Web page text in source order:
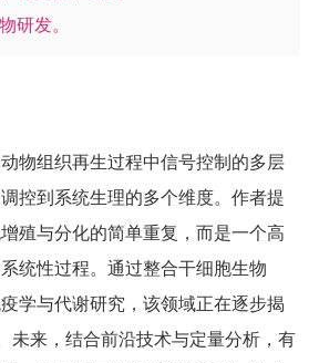
研发。
物组织再生过程中信号控制的多层
控到系统生理的多个维度。作者提
殖与分化的简单重复，而是一个高
统性过程。通过整合干细胞生物
学与代谢研究，该领域正在逐步揭
未来，结合前沿技术与定量分析，有